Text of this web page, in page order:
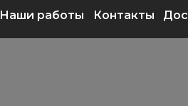
Наши работы Контакты